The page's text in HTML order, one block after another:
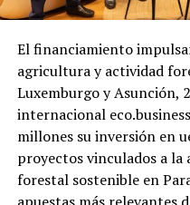
El financiamiento
agricultura y actividad
Luxemburgo y Asunción,
internacional
millones su inversión en
proyectos vinculados a
forestal sostenible en